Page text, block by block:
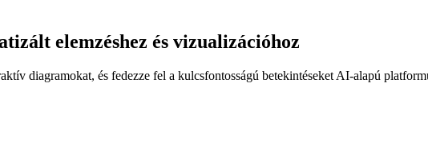
elemzéshez és vizualizációhoz
diagramokat, és fedezze fel a kulcsfontosságú betekintéseket AI-alapú